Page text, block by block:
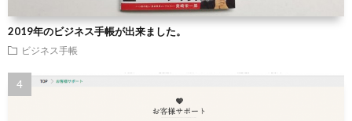
2019年のビジネス手帳が出来ました。
ビジネス手帳